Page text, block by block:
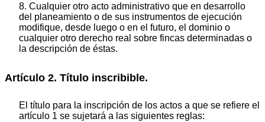
8. Cualquier otro acto administrativo que en desarrollo
del planeamiento o de sus instrumentos de ejecución
modifique, desde luego o en el futuro, el dominio o
cualquier otro derecho real sobre fincas determinadas o
la descripción de éstas.
Artículo 2. Título inscribible.
El título para la inscripción de los actos a que se refiere el
artículo 1 se sujetará a las siguientes reglas: